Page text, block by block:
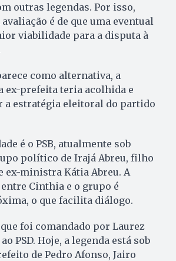
outras legendas. Por isso,
avaliação é de que uma eventual
viabilidade para a disputa à
como alternativa, a
ex-prefeita teria acolhida e
a estratégia eleitoral do partido
é o PSB, atualmente sob
político de Irajá Abreu, filho
ex-ministra Kátia Abreu. A
Cinthia e o grupo é
o que facilita diálogo.
que foi comandado por Laurez
PSD. Hoje, a legenda está sob
de Pedro Afonso, Jairo